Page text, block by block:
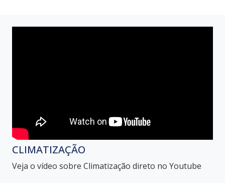
CLIMATIZAÇÃO
Veja o vídeo sobre Climatização direto no Youtube